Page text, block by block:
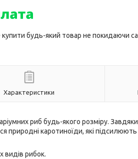
будь-який товар не покидаючи
Характеристики
риб будь-якого розміру.
природні каротиноїди, які
видів рибок.